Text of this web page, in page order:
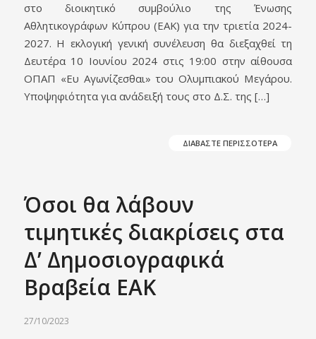
στο διοικητικό συμβούλιο της Ένωσης
Αθλητικογράφων Κύπρου (ΕΑΚ) για την τριετία 2024-
2027. Η εκλογική γενική συνέλευση θα διεξαχθεί τη
Δευτέρα 10 Ιουνίου 2024 στις 19:00 στην αίθουσα
ΟΠΑΠ «Ευ Αγωνίζεσθαι» του Ολυμπιακού Μεγάρου.
Υποψηφιότητα για ανάδειξή τους στο Δ.Σ. της […]
ΔΙΑΒΑΣΤΕ ΠΕΡΙΣΣΟΤΕΡΑ
Όσοι θα λάβουν
τιμητικές διακρίσεις στα
Δ’ Δημοσιογραφικά
Βραβεία ΕΑΚ
27/10/2023